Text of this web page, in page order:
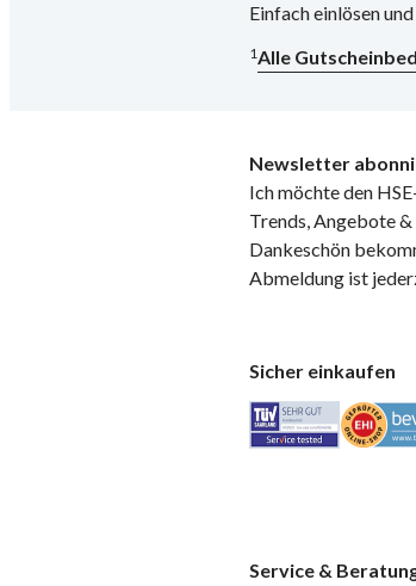
Einfach einlösen
1Alle
Newsletter
Ich möchte den
Trends, Angebote
Dankeschön
Abmeldung ist
Sicher einkaufen
Service &